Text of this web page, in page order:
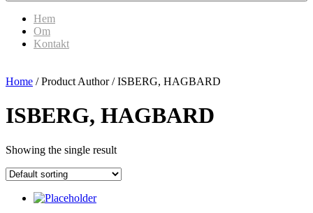
Hem
Om
Kontakt
Home / Product Author / ISBERG, HAGBARD
ISBERG, HAGBARD
Showing the single result